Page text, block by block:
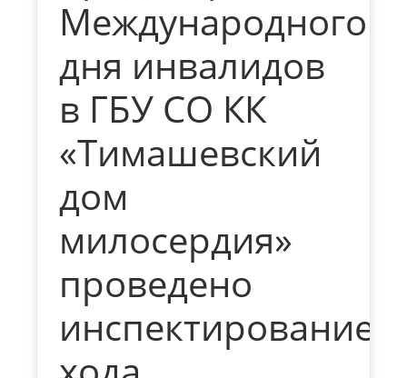
Международного
дня инвалидов
в ГБУ СО КК
«Тимашевский
дом
милосердия»
проведено
инспектирование